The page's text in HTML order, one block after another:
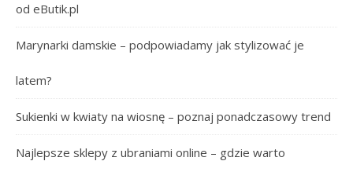
od eButik.pl
Marynarki damskie – podpowiadamy jak stylizować je
latem?
Sukienki w kwiaty na wiosnę – poznaj ponadczasowy trend
Najlepsze sklepy z ubraniami online – gdzie warto